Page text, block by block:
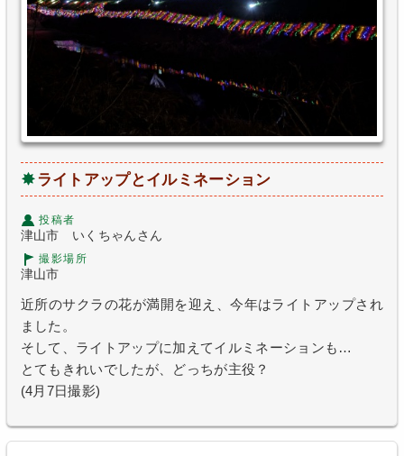
ライトアップとイルミネーション
投稿者
津山市 いくちゃんさん
撮影場所
津山市
近所のサクラの花が満開を迎え、今年はライトアップされ
ました。
そして、ライトアップに加えてイルミネーションも…
とてもきれいでしたが、どっちが主役？
(4月7日撮影)